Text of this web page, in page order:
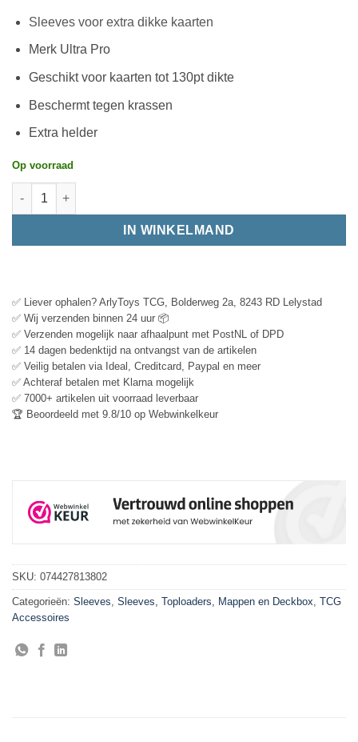
Sleeves voor extra dikke kaarten
Merk Ultra Pro
Geschikt voor kaarten tot 130pt dikte
Beschermt tegen krassen
Extra helder
Op voorraad
IN WINKELMAND
✅ Liever ophalen? ArlyToys TCG, Bolderweg 2a, 8243 RD Lelystad
✅ Wij verzenden binnen 24 uur 📦
✅ Verzenden mogelijk naar afhaalpunt met PostNL of DPD
✅ 14 dagen bedenktijd na ontvangst van de artikelen
✅ Veilig betalen via Ideal, Creditcard, Paypal en meer
✅ Achteraf betalen met Klarna mogelijk
✅ 7000+ artikelen uit voorraad leverbaar
🏆 Beoordeeld met 9.8/10 op Webwinkelkeur
SKU: 074427813802
Categorieën: Sleeves Sleeves, Toploaders, Mappen en Deckbox TCG
Accessoires